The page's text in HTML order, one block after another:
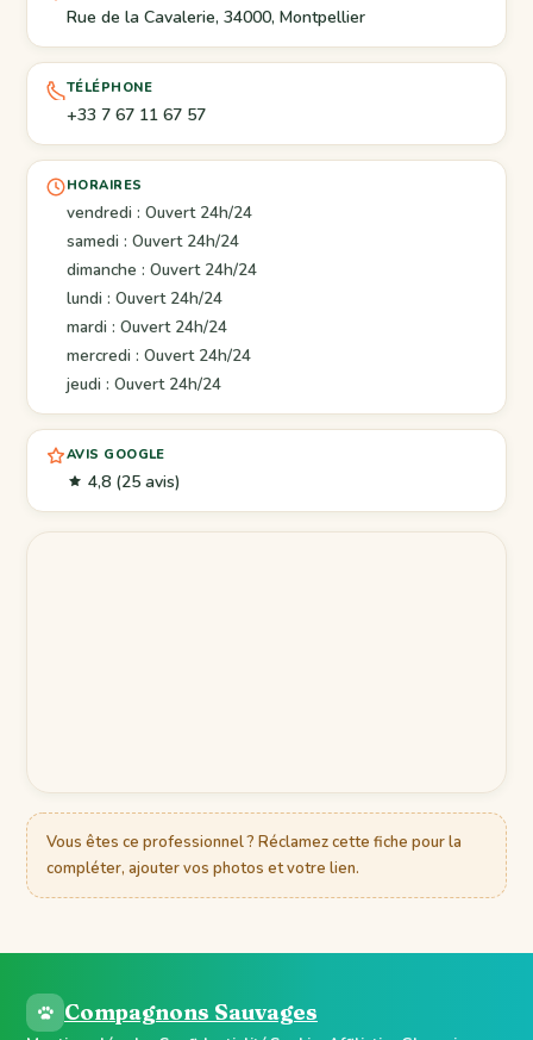
Rue de la Cavalerie, 34000, Montpellier
TÉLÉPHONE
+33 7 67 11 67 57
HORAIRES
vendredi : Ouvert 24h/24
samedi : Ouvert 24h/24
dimanche : Ouvert 24h/24
lundi : Ouvert 24h/24
mardi : Ouvert 24h/24
mercredi : Ouvert 24h/24
jeudi : Ouvert 24h/24
AVIS GOOGLE
4,8 (25 avis)
Vous êtes ce professionnel ? Réclamez cette fiche pour la
compléter, ajouter vos photos et votre lien.
Compagnons Sauvages